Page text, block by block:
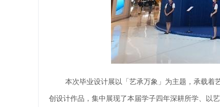
本次毕业设计展以「艺承万象」为主题，承载着
创设计作品，集中展现了本届学子四年深耕所学、以